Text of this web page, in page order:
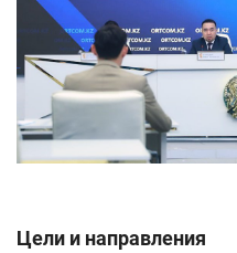
Цели и направления